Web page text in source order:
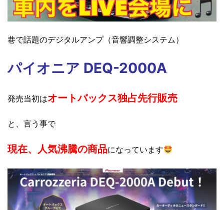
巷で話題のデジタルアンプ（音響調整システム）
パイオニア DEQ-2000A
発売当初はオートバックス独占先行販売
と、言う事で
現在、 人気沸騰の商品になっています